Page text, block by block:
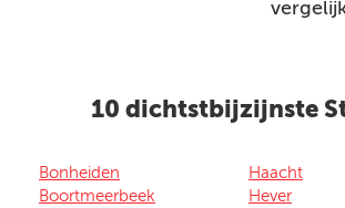
10 dichtstbijzijnste
Bonheiden
Boortmeerbeek
Haacht
Hever